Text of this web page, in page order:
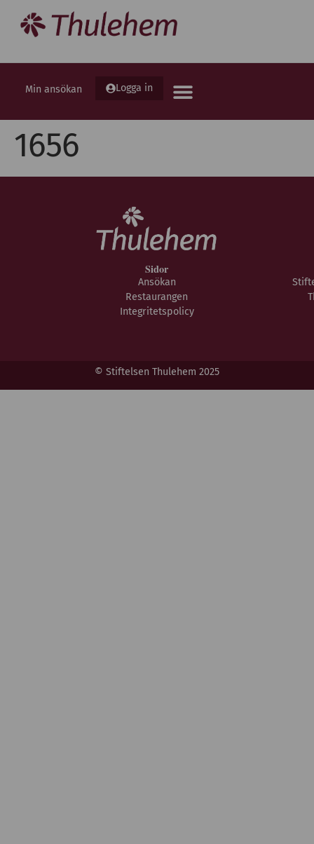
Min ansökan Logga in
1656
Sidor
Ansökan
Restaurangen
Integritetspolicy
© Stiftelsen Thulehem 2025